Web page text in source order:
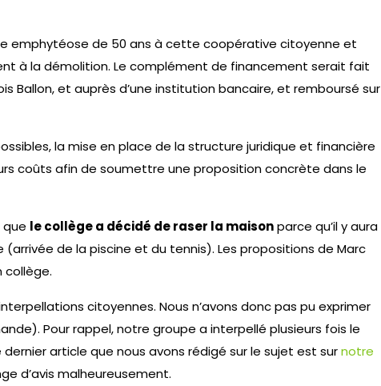
emphytéose de 50 ans à cette coopérative citoyenne et
à la démolition. Le complément de financement serait fait
Ballon, et auprès d’une institution bancaire, et remboursé sur
la mise en place de la structure juridique et financière
coûts afin de soumettre une proposition concrète dans le
que le collège a décidé de raser la maisonparce qu’il y aura
de la piscine et du tennis). Les propositions de Marc
collège.
citoyennes. Nous n’avons donc pas pu exprimer
Pour rappel, notre groupe a interpellé plusieurs fois le
article que nous avons rédigé sur le sujet est surnotre
d’avis malheureusement.